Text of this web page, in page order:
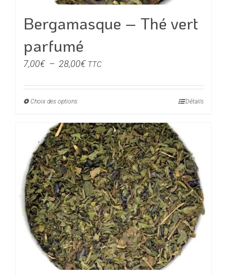
page
produit
Bergamasque – Thé vert
parfumé
7,00€ – 28,00€Plage
prix :
28,00€
TTC
Choix des optionsCe
a
plusieurs
variations.
Les
options
peuvent
être
choisies
sur
la
page
Détails